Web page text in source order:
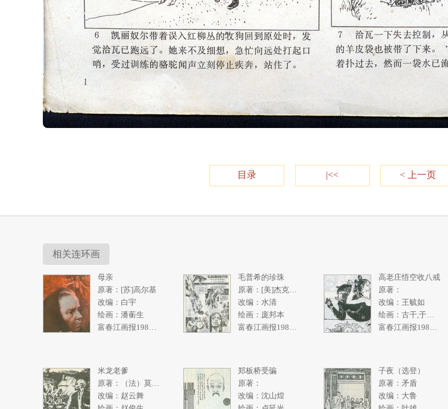
目录 |<< < 上一页
相关连环画
母亲
原著：[苏]高尔基
改编：白宇
绘画：潘蘅生
毛普希的珍珠
改编：水清
绘画：庞邦本
高老庄悟空收八戒
原著：
改编：王毓如
米龙老爹
改编：赵云舞
郑板桥受骗
原著：
改编：沈山煌
子夜（选登）
原著：矛盾
改编：大鲁